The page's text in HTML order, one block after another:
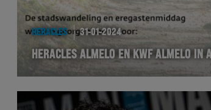
HERACLES 31-01-2024
HERACLES ALMELO EN KWF ALMELO IN